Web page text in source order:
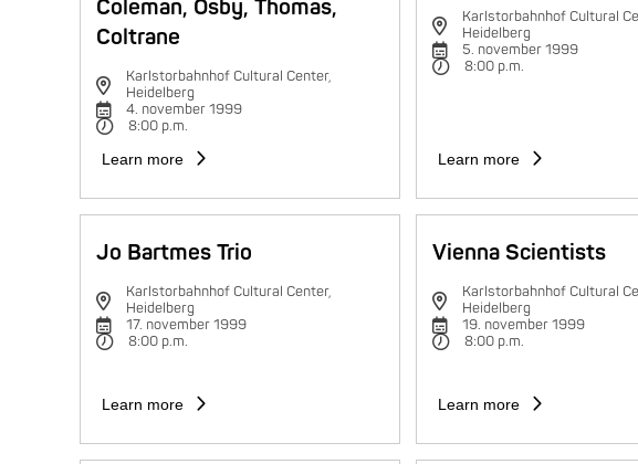
Coleman, Osby, Thomas,
Coltrane
Karlstorbahnhof Cultural Center,
Heidelberg
4. november 1999
8:00 p.m.
Learn more
Karlstorbahnhof Cultural
Heidelberg
5. november 1999
8:00 p.m.
Learn more
Jo Bartmes Trio
Karlstorbahnhof Cultural Center,
Heidelberg
17. november 1999
8:00 p.m.
Learn more
Vienna Scientists
Karlstorbahnhof Cultural
Heidelberg
19. november 1999
8:00 p.m.
Learn more